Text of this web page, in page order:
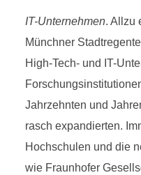
IT-Unternehmen. Allzu
Münchner
High-Tech- und IT-
Jahrzehnten und
rasch expandierten.
Hochschulen und die
wie Fraunhofer